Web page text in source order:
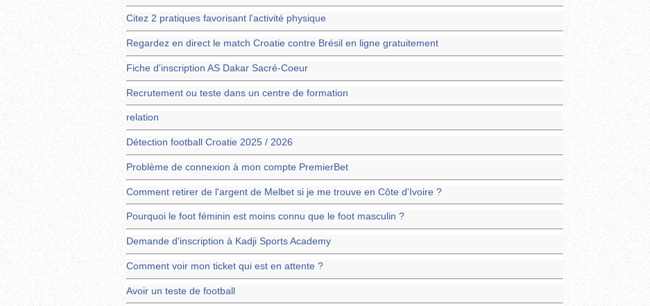
Citez 2 pratiques favorisant l'activité physique
Regardez en direct le match Croatie contre Brésil en ligne gratuitement
Fiche d'inscription AS Dakar Sacré-Coeur
Recrutement ou teste dans un centre de formation
relation
Détection football Croatie 2025 / 2026
Problème de connexion à mon compte PremierBet
Comment retirer de l'argent de Melbet si je me trouve en Côte d'Ivoire ?
Pourquoi le foot féminin est moins connu que le foot masculin ?
Demande d'inscription à Kadji Sports Academy
Comment voir mon ticket qui est en attente ?
Avoir un teste de football